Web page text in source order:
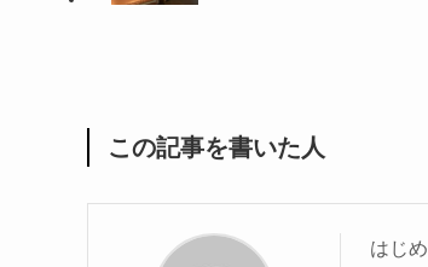
この記事を書いた人
はじ